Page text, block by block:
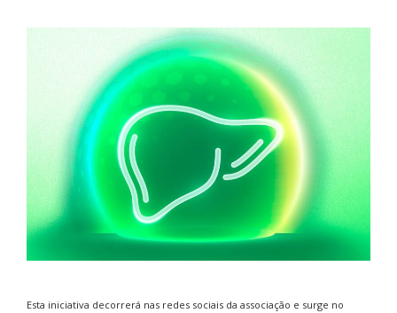
Esta iniciativa decorrerá nas redes sociais da associação e surge no